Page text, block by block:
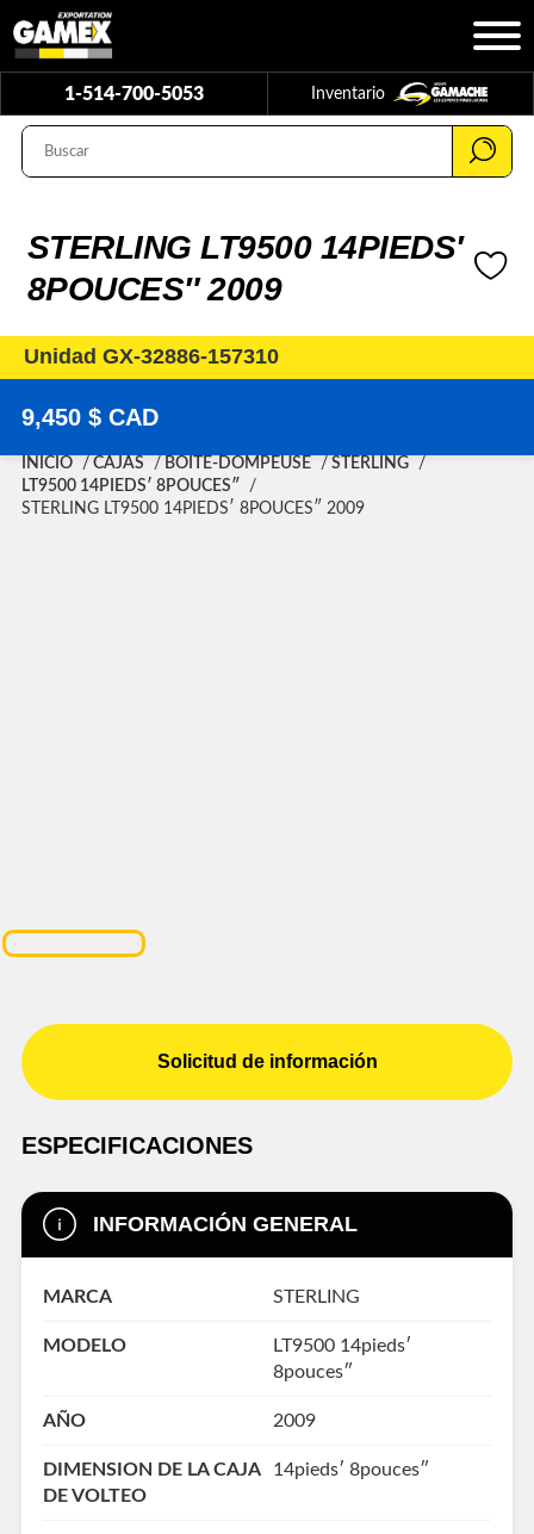
1-514-700-5053 Inventario
STERLING LT9500 14PIEDS′
8POUCES″ 2009
Unidad GX-32886-157310
9,450 $ CAD
INICIO CAJAS BOITE-DOMPEUSE
STERLING
LT9500 14PIEDS′ 8POUCES″
STERLING LT9500 14PIEDS′ 8POUCES″ 2009
Solicitud de información
ESPECIFICACIONES
INFORMACIÓN GENERAL
MARCA STERLING
MODELO
LT9500 14pieds′
8pouces″
AÑO 2009
DIMENSION DE LA CAJA
DE VOLTEO
14pieds′ 8pouces″